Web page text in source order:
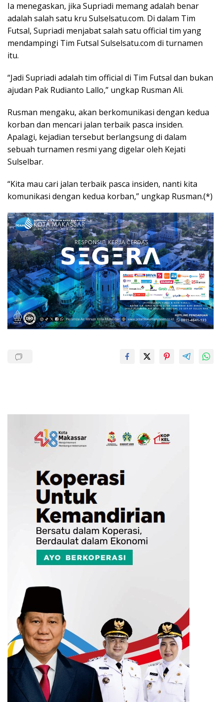
Ia menegaskan, jika Supriadi memang adalah benar
adalah salah satu kru Sulselsatu.com. Di dalam Tim
Futsal, Supriadi menjabat salah satu official tim yang
mendampingi Tim Futsal Sulselsatu.com di turnamen
itu.
“Jadi Supriadi adalah tim official di Tim Futsal dan bukan
ajudan Pak Rudianto Lallo,” ungkap Rusman Ali.
Rusman mengaku, akan berkomunikasi dengan kedua
korban dan mencari jalan terbaik pasca insiden.
Apalagi, kejadian tersebut berlangsung di dalam
sebuah turnamen resmi yang digelar oleh Kejati
Sulselbar.
“Kita mau cari jalan terbaik pasca insiden, nanti kita
komunikasi dengan kedua korban,” ungkap Rusman.(*)